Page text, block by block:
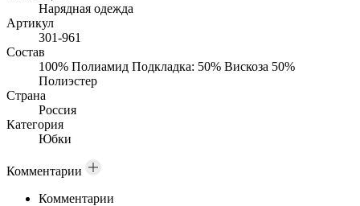
Нарядная одежда
Артикул
301-961
Состав
100% Полиамид Подкладка: 50% Вискоза 50%
Полиэстер
Страна
Россия
Категория
Юбки
Комментарии
Комментарии